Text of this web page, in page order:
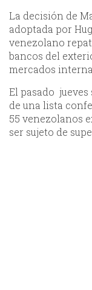
La decisión de
adoptada por
venezolano
bancos del
mercados
El pasado
de una lista
55 venezolanos
ser sujeto de